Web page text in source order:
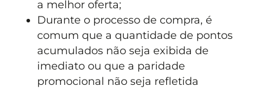
a melhor oferta;
Durante o processo de compra, é
comum que a quantidade de pontos
acumulados não seja exibida de
imediato ou que a paridade
promocional não seja refletida